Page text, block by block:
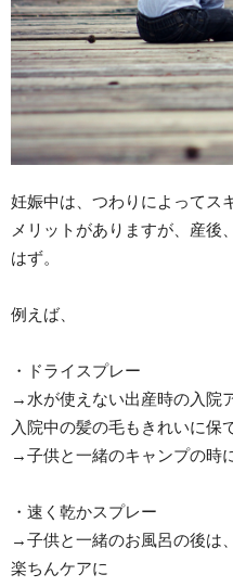
妊娠中は、つわりによってス
メリットがありますが、産後
はず。
例えば、
・ドライスプレー
→水が使えない出産時の入院
入院中の髪の毛もきれいに保
→子供と一緒のキャンプの時
・速く乾かスプレー
→子供と一緒のお風呂の後は
楽ちんケアに